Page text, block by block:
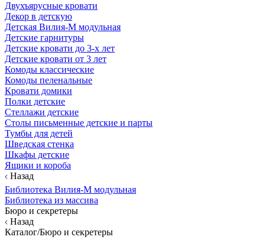
Двухъярусные кровати
Декор в детскую
Детская Вилия-М модульная
Детские гарнитуры
Детские кровати до 3-х лет
Детские кровати от 3 лет
Комоды классические
Комоды пеленальные
Кровати домики
Полки детские
Стеллажи детские
Столы письменные детские и парты
Тумбы для детей
Шведская стенка
Шкафы детские
Ящики и короба
Назад
Библиотека Вилия-М модульная
Библиотека из массива
Бюро и секретеры
Назад
Каталог/Бюро и секретеры